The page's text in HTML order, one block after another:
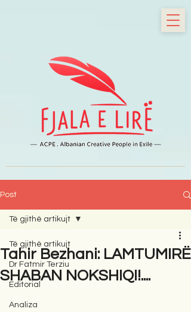
Post
Të gjithë artikujt
Dr Fatmir Terziu
Editorial
Analiza
Të gjithë artikujt
Tahir Bezhani: LAMTUMIRË
SHABAN NOKSHIQI!....